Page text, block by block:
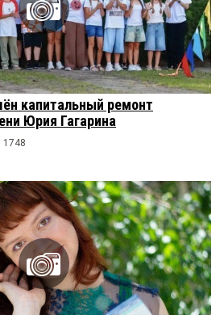
капитальный ремонт
Юрия Гагарина
1748